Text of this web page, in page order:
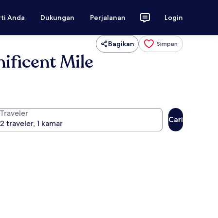
Anda Dukungan Perjalanan Login
Bagikan Simpan
Mile
Traveler
Cari